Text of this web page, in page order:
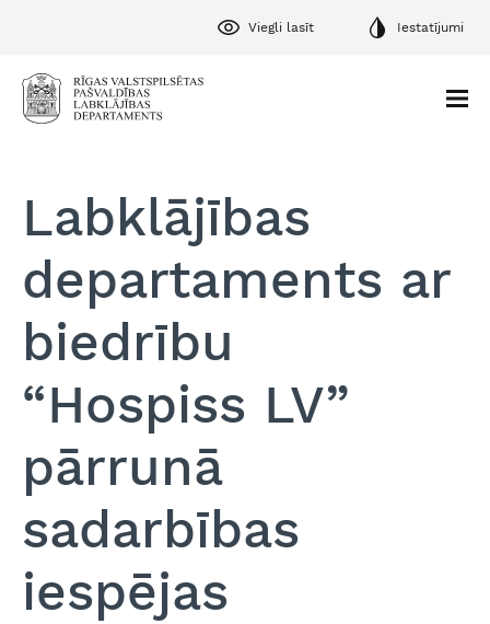
Viegli lasīt Iestatījumi
Labklājības
departaments ar
biedrību
“Hospiss LV”
pārrunā
sadarbības
iespējas